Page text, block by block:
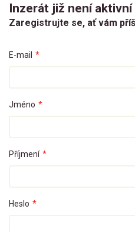
Inzerát již není aktivní
Zaregistrujte se, ať vám
E-mail *
Jméno *
Příjmení *
Heslo *